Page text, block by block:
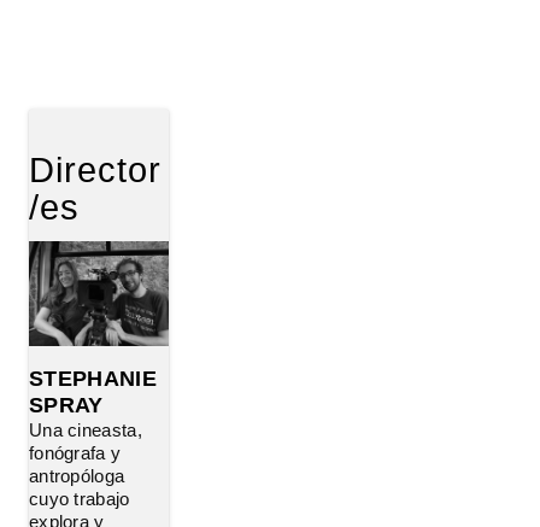
Director
/es
STEPHANIE
SPRAY
Una cineasta,
fonógrafa y
antropóloga
cuyo trabajo
explora y